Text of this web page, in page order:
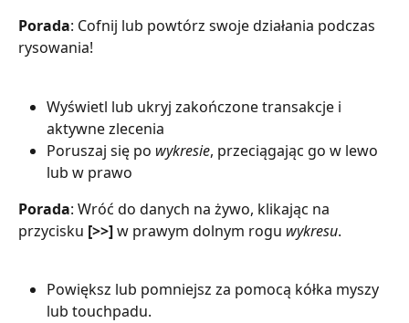
Porada: Cofnij lub powtórz swoje działania podczas
rysowania!
Wyświetl lub ukryj zakończone transakcje i
aktywne zlecenia
Poruszaj się po wykresie, przeciągając go w lewo
lub w prawo
Porada: Wróć do danych na żywo, klikając na
przycisku [>>] w prawym dolnym rogu wykresu.
Powiększ lub pomniejsz za pomocą kółka myszy
lub touchpadu.